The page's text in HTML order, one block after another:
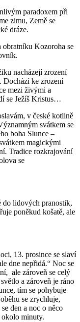
paradoxem při
zimu, Země se
dráze.
obratníku Kozoroha se
nacházejí zrození
Dochází ke zrození
mezi živými a
se Ježíš Kristus…
v české kotlině
svátkem se
boha Slunce –
magickými
Tradice rozkrajování
se
do lidových pranostik,
poněkud košatě, ale
13. prosince se slaví
dne nepřidá.“ Noc se
ale zároveň se celý
a zároveň je ráno
tím se pohybuje
se zrychluje,
den a noc o něco
okolo minuty.